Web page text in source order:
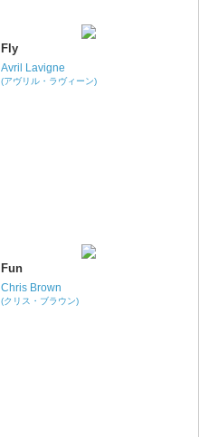
Fly
Avril Lavigne
(アヴリル・ラヴィーン)
Fun
Chris Brown
(クリス・ブラウン)